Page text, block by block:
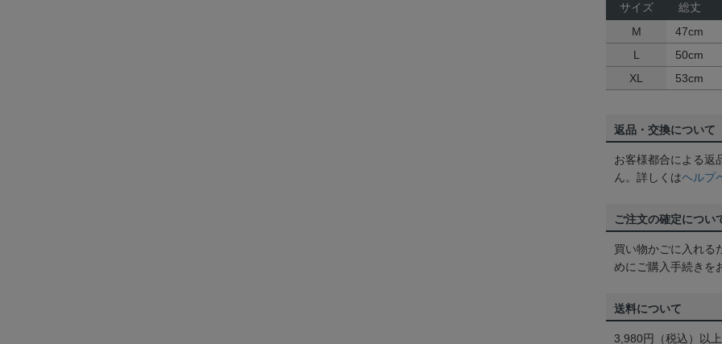
サイズ
総丈
M
47cm
L
50cm
XL
53cm
返品・交換について
お客様都合による返
ん。詳しくはヘルプ
ご注文の確定につい
買い物かごに入れる
めにご購入手続きを
送料について
3,980円（税込）以